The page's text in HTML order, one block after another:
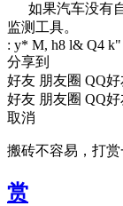
如果汽车没有自
监测工具。
: y* M, h8 l& Q4
分享到
好友 朋友圈 QQ
好友 朋友圈 QQ
取消
搬砖不容易，打
赏